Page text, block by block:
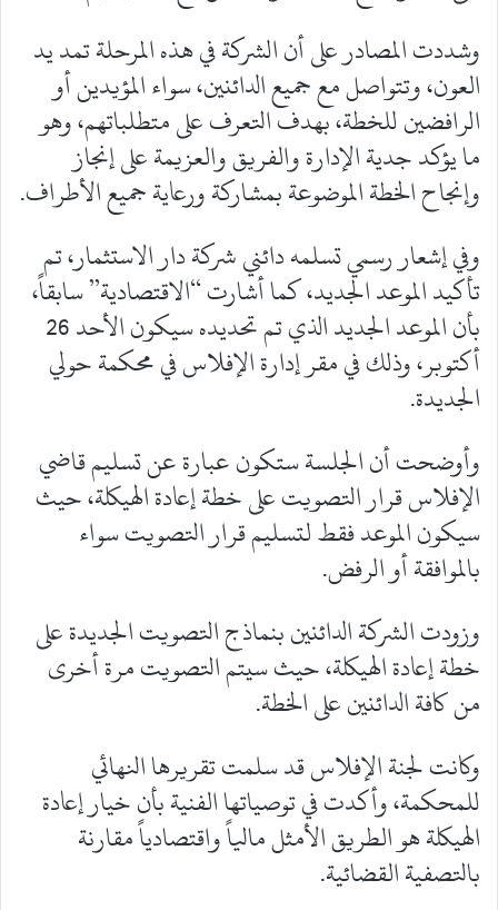
وشددت المصادر على أن الشركة في هذه المرحلة تمد يد
العون، وتتواصل مع جميع الدائنين، سواء المؤيدين أو
الرافضين للخطة، بهدف التعرف على متطلباتهم، وهو
ما يؤكد جدية الإدارة والفريق والعزيمة على إنجاز
وإنجاح الخطة الموضوعة بمشاركة ورعاية جميع الأطراف.
وفي إشعار رسمي تسلمه دائني شركة دار الاستثمار، تم
تأكيد الموعد الجديد، كما أشارت “الاقتصادية” سابقاً،
بأن الموعد الجديد الذي تم تحديده سيكون الأحد 26
أكتوبر، وذلك في مقر إدارة الإفلاس في محكمة حولي
الجديدة.
وأوضحت أن الجلسة ستكون عبارة عن تسليم قاضي
الإفلاس قرار التصويت على خطة إعادة الهيكلة، حيث
سيكون الموعد فقط لتسليم قرار التصويت سواء
بالموافقة أو الرفض.
وزودت الشركة الدائنين بنماذج التصويت الجديدة على
خطة إعادة الهيكلة، حيث سيتم التصويت مرة أخرى
من كافة الدائنين على الخطة.
وكانت لجنة الإفلاس قد سلمت تقريرها النهائي
للمحكمة، وأكدت في توصياتها الفنية بأن خيار إعادة
الهيكلة هو الطريق الأمثل مالياً واقتصادياً مقارنة
بالتصفية القضائية.